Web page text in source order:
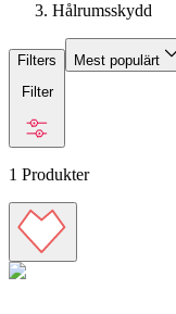
Hålrumsskydd
Filters
Filter
Mest populärt
1 Produkter